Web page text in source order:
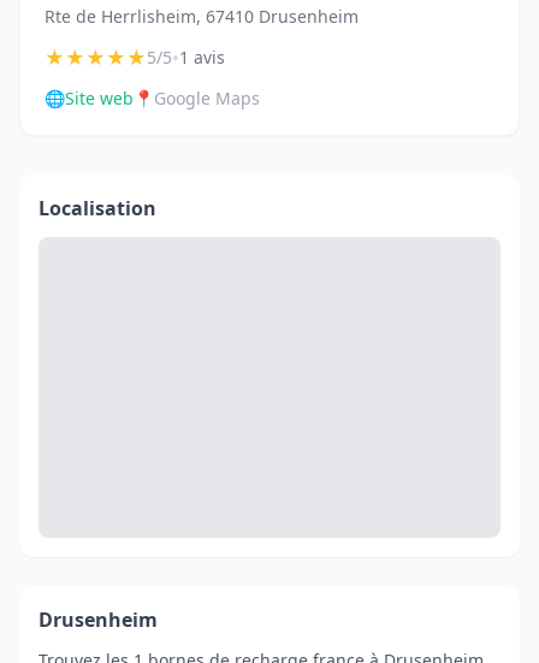
Rte de Herrlisheim, 67410 Drusenheim
★★★★★5/5•1 avis
🌐Site web 📍 Google Maps
Localisation
Drusenheim